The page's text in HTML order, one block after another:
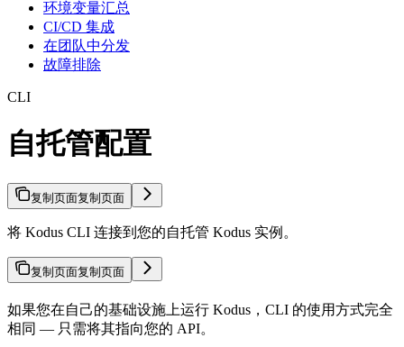
环境变量汇总
CI/CD 集成
在团队中分发
故障排除
CLI
自托管配置
复制页面复制页面
将 Kodus CLI 连接到您的自托管 Kodus 实例。
复制页面复制页面
如果您在自己的基础设施上运行 Kodus，CLI 的使用方式完全
相同 — 只需将其指向您的 API。